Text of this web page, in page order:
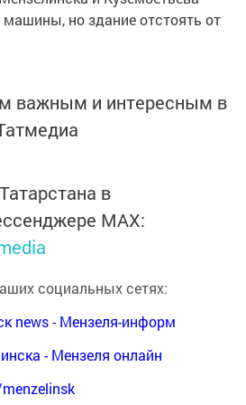
но здание отстоять от
важным и интересным в
в
MАХ:
социальных сетях:
news - Мензеля-информ
- Мензеля онлайн